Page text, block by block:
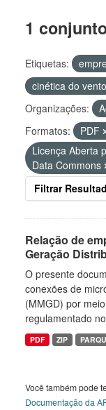
1
Etiquetas:
cinética do vento
Organizações:
Formatos:
PDF
Licença Aberta
Data Commons
Filtrar
Relação de
Geração
O presente
conexões de
(MMGD) por
regulamentado
PDF ZIP
Você também pode
Documentação da